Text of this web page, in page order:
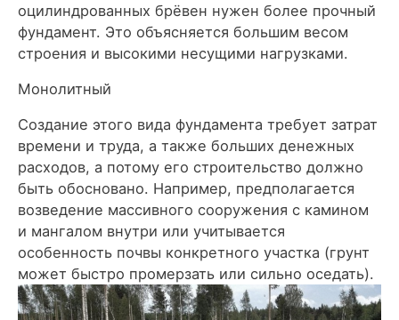
оцилиндрованных брёвен нужен более прочный
фундамент. Это объясняется большим весом
строения и высокими несущими нагрузками.
Монолитный
Создание этого вида фундамента требует затрат
времени и труда, а также больших денежных
расходов, а потому его строительство должно
быть обосновано. Например, предполагается
возведение массивного сооружения с камином
и мангалом внутри или учитывается
особенность почвы конкретного участка (грунт
может быстро промерзать или сильно оседать).